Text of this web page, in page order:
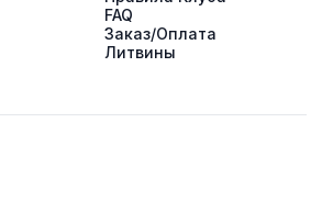
FAQ
Заказ/Оплата
Литвины